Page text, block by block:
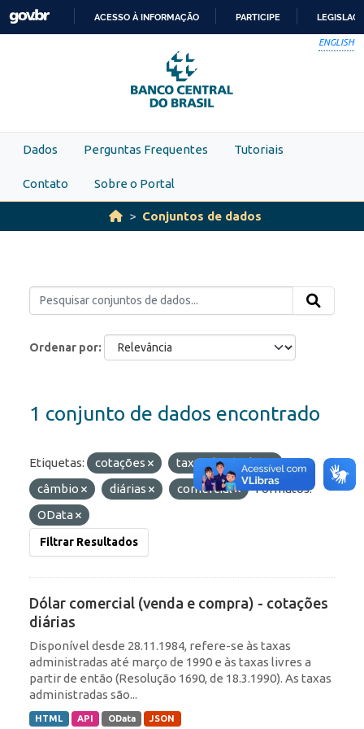
Skip to main content
PARA
O
CONTEÚDO
ACESSO À INFORMAÇÃO PARTICIPE
ENGLISH
Dados Perguntas Frequentes Tutoriais
Contato Sobre o Portal
Conjuntos de dados
Ordenar por
1 conjunto de dados encontrado
Etiquetas: cotações
taxas de câmbio
câmbio
diárias comercial
Formatos:
OData
Filtrar Resultados
Dólar comercial (venda e compra) - cotações
diárias
Disponível desde 28.11.1984, refere-se às taxas
administradas até março de 1990 e às taxas livres a
partir de então (Resolução 1690, de 18.3.1990). As taxas
administradas são...
HTML API OData JSON